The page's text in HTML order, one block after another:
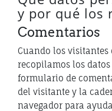
y por qué los
Comentarios
Cuando los visitantes
recopilamos los
formulario de
del visitante y la
navegador para